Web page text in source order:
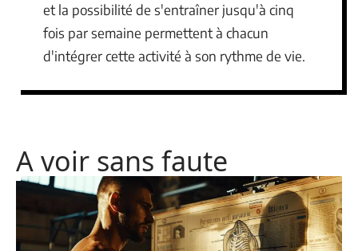
et la possibilité de s'entraîner jusqu'à cinq
fois par semaine permettent à chacun
d'intégrer cette activité à son rythme de vie.
A voir sans faute